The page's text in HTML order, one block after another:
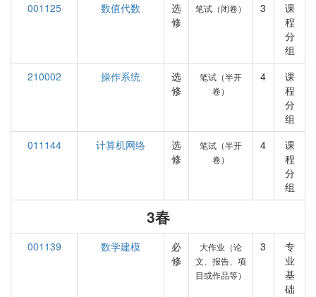
001125
数值代数
选
修
笔试（闭卷） 3
课
程
分
组
210002
操作系统
选
修
笔试（半开
卷）
4
课
程
分
组
011144
计算机网络
选
修
笔试（半开
卷）
4
课
程
分
组
3春
001139 数学建模
必
修
大作业（论
文、报告、项
目或作品等）
3
专
业
基
础